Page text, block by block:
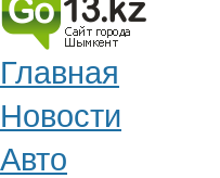
Главная
Новости
Авто